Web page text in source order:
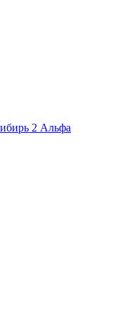
2 Альфа